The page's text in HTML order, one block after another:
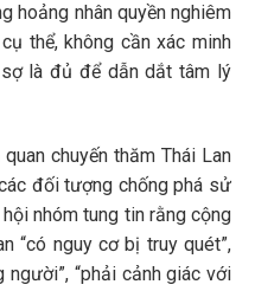
hoảng nhân quyền nghiêm
thể, không cần xác minh
là đủ để dẫn dắt tâm lý
chuyến thăm Thái Lan
đối tượng chống phá sử
nhóm tung tin rằng cộng
“có nguy cơ bị truy quét”,
người”, “phải cảnh giác với